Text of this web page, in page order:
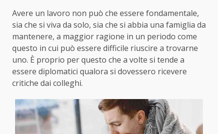
Avere un lavoro non può che essere fondamentale,
sia che si viva da solo, sia che si abbia una famiglia da
mantenere, a maggior ragione in un periodo come
questo in cui può essere difficile riuscire a trovarne
uno. È proprio per questo che a volte si tende a
essere diplomatici qualora si dovessero ricevere
critiche dai colleghi.